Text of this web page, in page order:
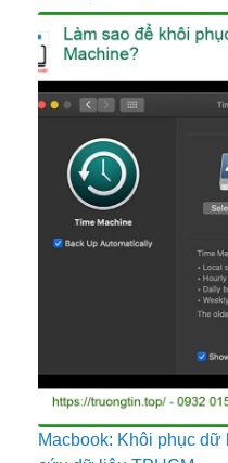
Macbook: Khôi phục